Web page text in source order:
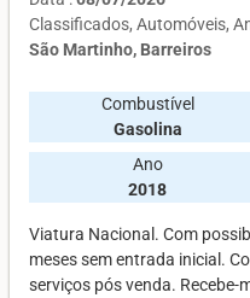
Classificados Automóveis
São Martinho, Barreiros
Combustível
Gasolina
Ano
2018
Viatura Nacional. Com
meses sem entrada inicial.
serviços pós venda.